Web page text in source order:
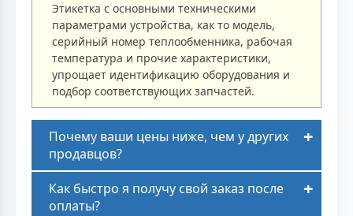
Этикетка с основными техническими
параметрами устройства, как то модель,
серийный номер теплообменника, рабочая
температура и прочие характеристики,
упрощает идентификацию оборудования и
подбор соответствующих запчастей.
Почему ваши цены ниже, чем у других
продавцов?
Как быстро я получу свой заказ после
оплаты?